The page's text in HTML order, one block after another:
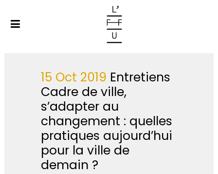
15 Oct 2019 Entretiens
Cadre de ville,
s’adapter au
changement : quelles
pratiques aujourd’hui
pour la ville de
demain ?